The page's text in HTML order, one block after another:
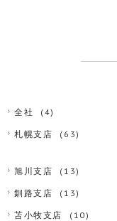
全社 (4)
札幌支店 (63)
旭川支店 (13)
釧路支店 (13)
苫小牧支店 (10)